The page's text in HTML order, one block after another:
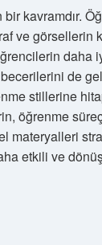
kavramdır.
ve
daha
de
stillerine
öğrenme
materyalleri
etkili ve